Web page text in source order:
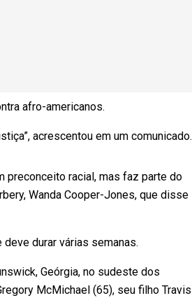
afro-americanos.
acrescentou em um comunicado.
preconceito racial, mas faz parte do
Wanda Cooper-Jones, que disse
durar várias semanas.
Geórgia, no sudeste dos
McMichael (65), seu filho Travis